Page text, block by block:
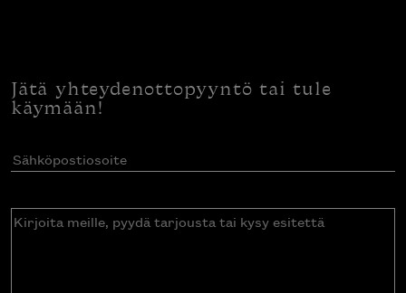
Jätä yhteydenottopyyntö tai tule
käymään!
Sähköpostiosoite(Pakollinen)
Kirjoita